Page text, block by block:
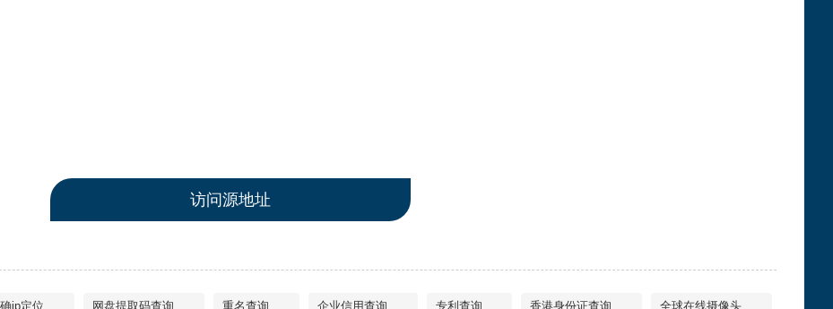
访问源地址
ip定位 网盘提取码查询 重名查询 企业信用查询 专利查询 香港身份证查询 全球在线摄像头